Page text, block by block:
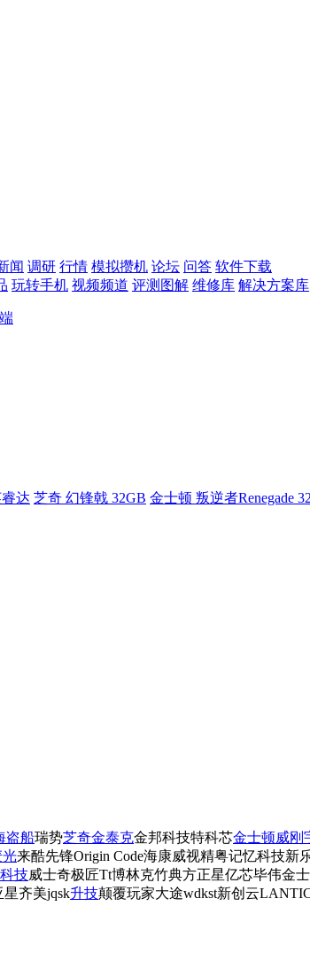
闻 调研 行情 模拟攒机 论坛 问答 软件下载
玩转手机 视频频道 评测图解 维修库 解决方案库
达 芝奇 幻锋戟 32GB 金士顿 叛逆者Renegade
盗船瑞势芝奇金泰克金邦科技特科芯金士顿威刚
光来酷先锋Origin Code海康威视精粤记忆科技新
技威士奇极匠Tt博林克竹典方正星亿芯毕伟金
星齐美jqsk升技颠覆玩家大途wdkst新创云